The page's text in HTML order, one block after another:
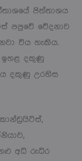
පිත්තාශය
පපුවේ වේදනාව
විය හැකිය.
ඉහළ දකුණු
දකුණු උරහිස
අධි රුධිර